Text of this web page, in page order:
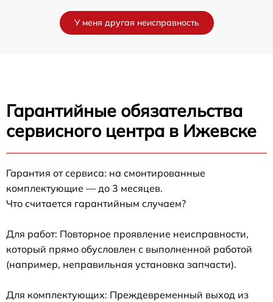
У меня другая неисправность
Гарантийные обязательства
сервисного центра в Ижевске
Гарантия от сервиса: на смонтированные
комплектующие — до 3 месяцев.
Что считается гарантийным случаем?
Для работ: Повторное проявление неисправности,
который прямо обусловлен с выполненной работой
(например, неправильная установка запчасти).
Для комплектующих: Преждевременный выход из